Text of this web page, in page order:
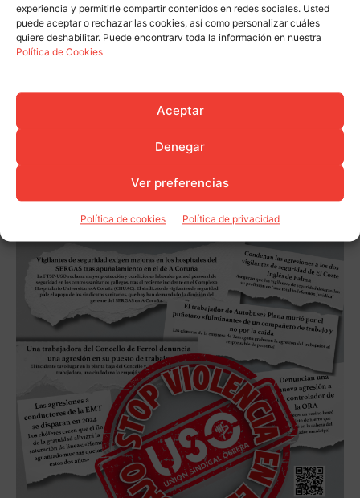
experiencia y permitirle compartir contenidos en redes sociales. Usted
puede aceptar o rechazar las cookies, así como personalizar cuáles
quiere deshabilitar. Puede encontrarv toda la información en nuestra
Política de Cookies
Aceptar
Denegar
Ver preferencias
Política de cookies Política de privacidad